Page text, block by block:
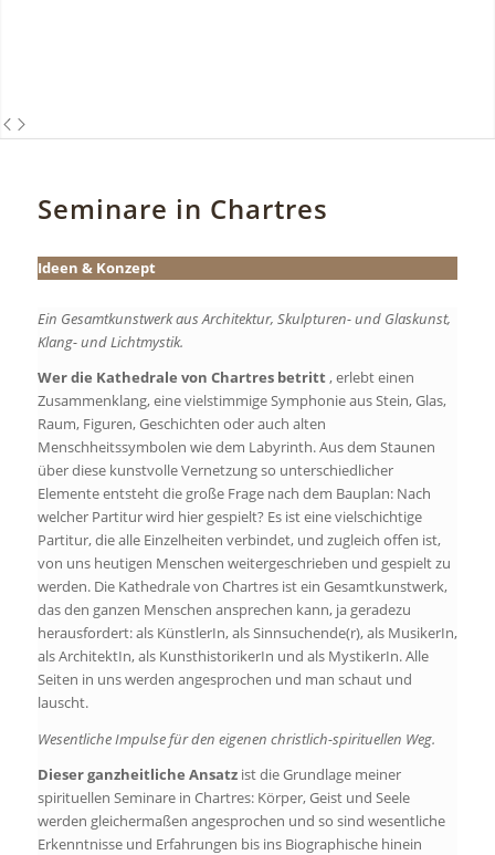
Seminare in Chartres
Ideen & Konzept
Ein Gesamtkunstwerk aus Architektur, Skulpturen- und Glaskunst,
Klang- und Lichtmystik.
Wer die Kathedrale von Chartres betritt, erlebt einen
Zusammenklang, eine vielstimmige Symphonie aus Stein, Glas,
Raum, Figuren, Geschichten oder auch alten
Menschheitssymbolen wie dem Labyrinth. Aus dem Staunen
über diese kunstvolle Vernetzung so unterschiedlicher
Elemente entsteht die große Frage nach dem Bauplan: Nach
welcher Partitur wird hier gespielt? Es ist eine vielschichtige
Partitur, die alle Einzelheiten verbindet, und zugleich offen ist,
von uns heutigen Menschen weitergeschrieben und gespielt zu
werden. Die Kathedrale von Chartres ist ein Gesamtkunstwerk,
das den ganzen Menschen ansprechen kann, ja geradezu
herausfordert: als KünstlerIn, als Sinnsuchende(r), als MusikerIn,
als ArchitektIn, als KunsthistorikerIn und als MystikerIn. Alle
Seiten in uns werden angesprochen und man schaut und
lauscht.
Wesentliche Impulse für den eigenen christlich-spirituellen Weg.
Dieser ganzheitliche Ansatzist die Grundlage meiner
spirituellen Seminare in Chartres: Körper, Geist und Seele
werden gleichermaßen angesprochen und so sind wesentliche
Erkenntnisse und Erfahrungen bis ins Biographische hinein